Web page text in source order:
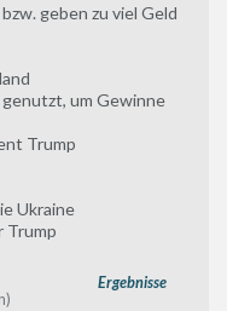
geben zu viel Geld
um Gewinne
Trump
Ukraine
Trump
Ergebnisse